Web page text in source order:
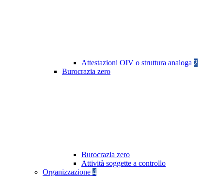
Attestazioni OIV o struttura analoga 2
Burocrazia zero
Burocrazia zero
Attività soggette a controllo
Organizzazione 4